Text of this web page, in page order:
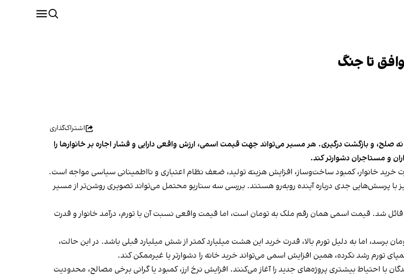
اشتراک‌گذاری
صلح، و بازگشت درگیری. هر مسیر می‌تواند جهت قیمت اسمی، ارزش واقعی دارایی و فشار اجاره بر خانوارها را
و مستاجران دشوارتر کند.
خرید خانوار، کمبود ساخت‌وساز، افزایش هزینه تولید، ضعف نظام اعتباری و نااطمینانی سیاسی مواجه است.
با پرسش‌هایی جدی درباره آینده روبه‌رو هستند. بررسی سه سناریو محتمل می‌تواند تصویری روشن‌تر از مسیر
شد. قیمت اسمی همان رقم ملک به تومان است، اما قیمت واقعی نسبت آن با تورم، درآمد خانوار و قدرت
اما به دلیل تورم بالا، قدرت خرید این هشت میلیارد کمتر از شش میلیارد قبلی باشد. در این حالت،
تورم رشد نکرده، همین افزایش اسمی می‌تواند خرید خانه را دشوارتر یا غیرممکن کند.
احتیاط بیشتری پروژه‌های جدید را آغاز می‌کنند. افزایش نرخ ارز، کمبود یا گرانی برخی مصالح، محدودیت